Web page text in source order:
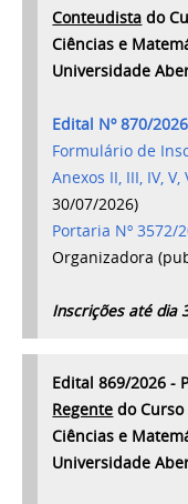
Conteudista do
Ciências e
Universidade
Edital Nº 870/2026
Formulário de
Anexos II, III, IV, V,
30/07/2026)
Portaria Nº 3572/
Organizadora
Inscrições até dia
Edital 869/2026 -
Regente do Curso
Ciências e
Universidade